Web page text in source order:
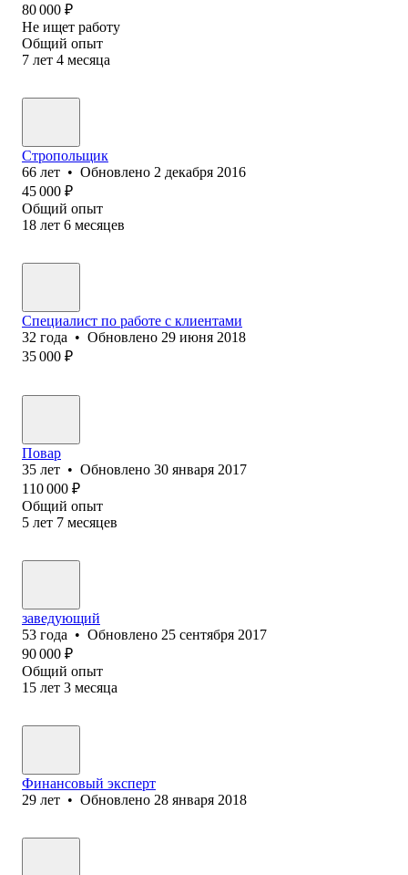
80 000 ₽
Не ищет работу
Общий опыт
7 лет 4 месяца
Стропольщик
66 лет • Обновлено 2 декабря 2016
45 000 ₽
Общий опыт
18 лет 6 месяцев
Специалист по работе с клиентами
32 года • Обновлено 29 июня 2018
35 000 ₽
Повар
35 лет • Обновлено 30 января 2017
110 000 ₽
Общий опыт
5 лет 7 месяцев
заведующий
53 года • Обновлено 25 сентября 2017
90 000 ₽
Общий опыт
15 лет 3 месяца
Финансовый эксперт
29 лет • Обновлено 28 января 2018